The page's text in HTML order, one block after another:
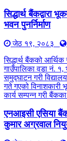
सिद्धार्थ बैंकद्वारा
भवन पुनर्निर्माण
जेठ १९, २०८३
सिद्धार्थ बैंकको आर्थिक
गाउँपालिका वडा नं.
समुद्घाटन गरी
गते गएको विनाशकारी
कार्य सम्पन्न गरी
एनआइसी एसिया
कुमार अग्रवाल